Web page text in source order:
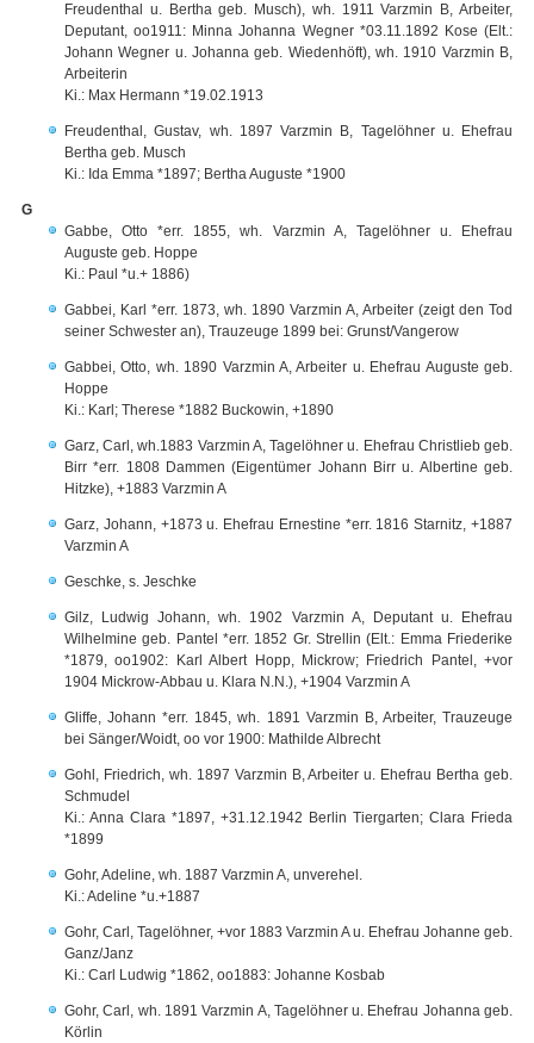
Freudenthal u. Bertha geb. Musch), wh. 1911 Varzmin B, Arbeiter,
Deputant, oo1911: Minna Johanna Wegner *03.11.1892 Kose (Elt.:
Johann Wegner u. Johanna geb. Wiedenhöft), wh. 1910 Varzmin B,
Arbeiterin
Ki.: Max Hermann *19.02.1913
Freudenthal, Gustav, wh. 1897 Varzmin B, Tagelöhner u. Ehefrau
Bertha geb. Musch
Ki.: Ida Emma *1897; Bertha Auguste *1900
G
Gabbe, Otto *err. 1855, wh. Varzmin A, Tagelöhner u. Ehefrau
Auguste geb. Hoppe
Ki.: Paul *u.+ 1886)
Gabbei, Karl *err. 1873, wh. 1890 Varzmin A, Arbeiter (zeigt den Tod
seiner Schwester an), Trauzeuge 1899 bei: Grunst/Vangerow
Gabbei, Otto, wh. 1890 Varzmin A, Arbeiter u. Ehefrau Auguste geb.
Hoppe
Ki.: Karl; Therese *1882 Buckowin, +1890
Garz, Carl, wh.1883 Varzmin A, Tagelöhner u. Ehefrau Christlieb geb.
Birr *err. 1808 Dammen (Eigentümer Johann Birr u. Albertine geb.
Hitzke), +1883 Varzmin A
Garz, Johann, +1873 u. Ehefrau Ernestine *err. 1816 Starnitz, +1887
Varzmin A
Geschke, s. Jeschke
Gilz, Ludwig Johann, wh. 1902 Varzmin A, Deputant u. Ehefrau
Wilhelmine geb. Pantel *err. 1852 Gr. Strellin (Elt.: Emma Friederike
*1879, oo1902: Karl Albert Hopp, Mickrow; Friedrich Pantel, +vor
1904 Mickrow-Abbau u. Klara N.N.), +1904 Varzmin A
Gliffe, Johann *err. 1845, wh. 1891 Varzmin B, Arbeiter, Trauzeuge
bei Sänger/Woidt, oo vor 1900: Mathilde Albrecht
Gohl, Friedrich, wh. 1897 Varzmin B, Arbeiter u. Ehefrau Bertha geb.
Schmudel
Ki.: Anna Clara *1897, +31.12.1942 Berlin Tiergarten; Clara Frieda
*1899
Gohr, Adeline, wh. 1887 Varzmin A, unverehel.
Ki.: Adeline *u.+1887
Gohr, Carl, Tagelöhner, +vor 1883 Varzmin A u. Ehefrau Johanne geb.
Ganz/Janz
Ki.: Carl Ludwig *1862, oo1883: Johanne Kosbab
Gohr, Carl, wh. 1891 Varzmin A, Tagelöhner u. Ehefrau Johanna geb.
Körlin